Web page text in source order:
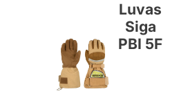
Luvas
Siga
PBI 5F